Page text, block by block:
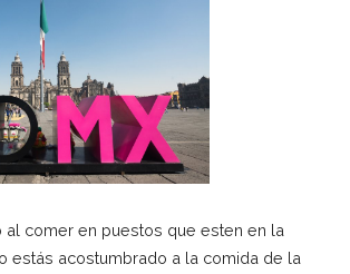
al comer en puestos que esten en la
estás acostumbrado a la comida de la